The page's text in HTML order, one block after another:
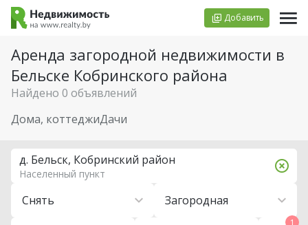
Добавить
Аренда загородной недвижимости в
Бельске Кобринского района
Найдено 0 объявлений
Дома, коттеджиДачи
Снять Загородная
д. Бельск, Кобринский район
Населенный пункт
1